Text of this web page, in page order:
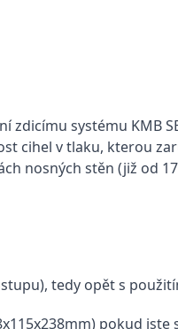
systému KMB
cihel v tlaku, kterou
nosných stěn (již od
tedy opět s
pokud